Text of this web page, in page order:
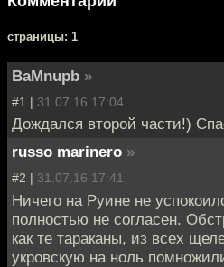
cтраницы: 1
BaMnupb »
#1 | 31.07.16 17:04
Дождался второй части!)
russo marinero »
#2 | 31.07.16 17:41
Ничего на Руине не
полностью не согласен.
как те тараканы, из всех
укровскую на ноль